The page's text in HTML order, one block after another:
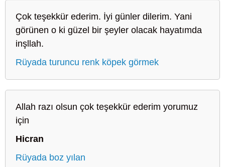
Çok teşekkür ederim. İyi günler dilerim. Yani
görünen o ki güzel bir şeyler olacak hayatımda
inşllah.
Rüyada turuncu renk köpek görmek
Allah razı olsun çok teşekkür ederim yorumuz
için
Hicran
Rüyada boz yılan